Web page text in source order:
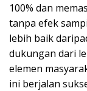
100% dan
tanpa efek
lebih baik
dukungan dari
elemen
ini berjalan